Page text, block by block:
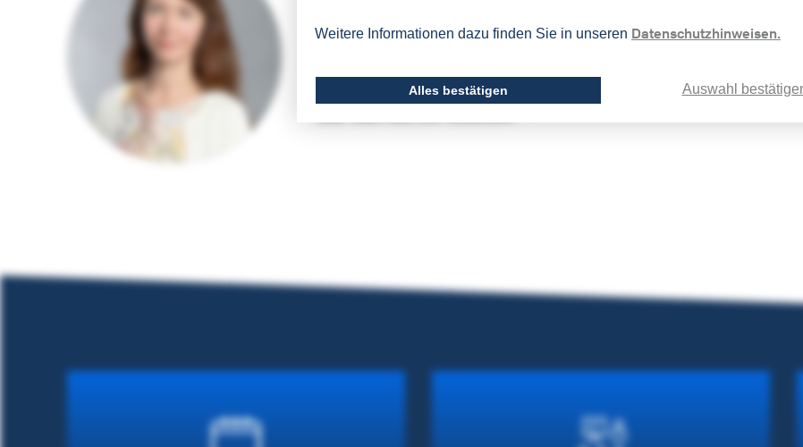
Weitere Informationen dazu finden Sie in unseren Datenschutzhinweisen.
Auswahl
Alles bestätigen
T. +49 234 3202-150